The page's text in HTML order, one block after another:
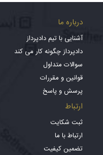
درباره ما
آشنایی با تیم دادپرداز
دادپرداز چگونه کار می کند
سوالات متداول
قوانین و مقررات
پرسش و پاسخ
ارتباط
ثبت شکایت
ارتباط با ما
تضمین کیفیت